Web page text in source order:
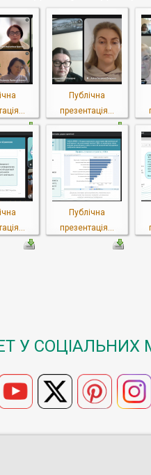
Публічна
презентація...
Публічна
презентація...
У СОЦІАЛЬНИХ